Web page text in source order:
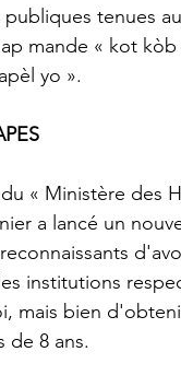
tenues
mande « kot
yo ».
a lancé un
institutions
mais bien
de 8 ans.